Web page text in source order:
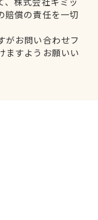
賠償の責任を一切
がお問い合わせフ
ますようお願いい